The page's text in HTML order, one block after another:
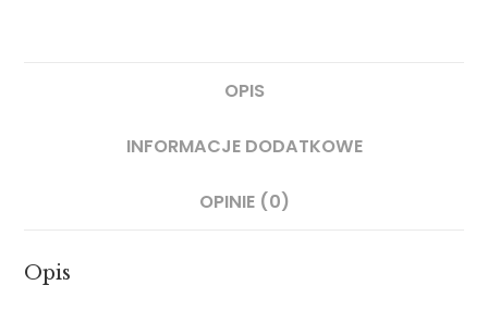
OPIS
INFORMACJE DODATKOWE
OPINIE (0)
Opis